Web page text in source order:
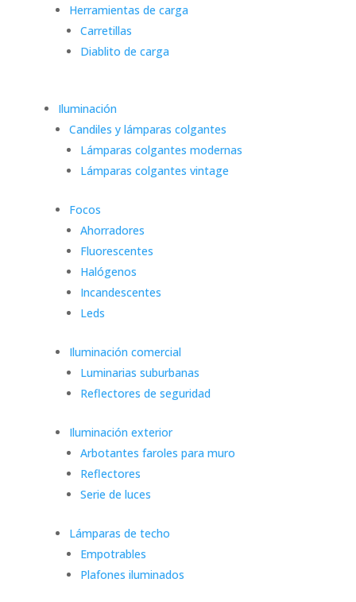
Herramientas de carga
Carretillas
Diablito de carga
Iluminación
Candiles y lámparas colgantes
Lámparas colgantes modernas
Lámparas colgantes vintage
Focos
Ahorradores
Fluorescentes
Halógenos
Incandescentes
Leds
Iluminación comercial
Luminarias suburbanas
Reflectores de seguridad
Iluminación exterior
Arbotantes faroles para muro
Reflectores
Serie de luces
Lámparas de techo
Empotrables
Plafones iluminados